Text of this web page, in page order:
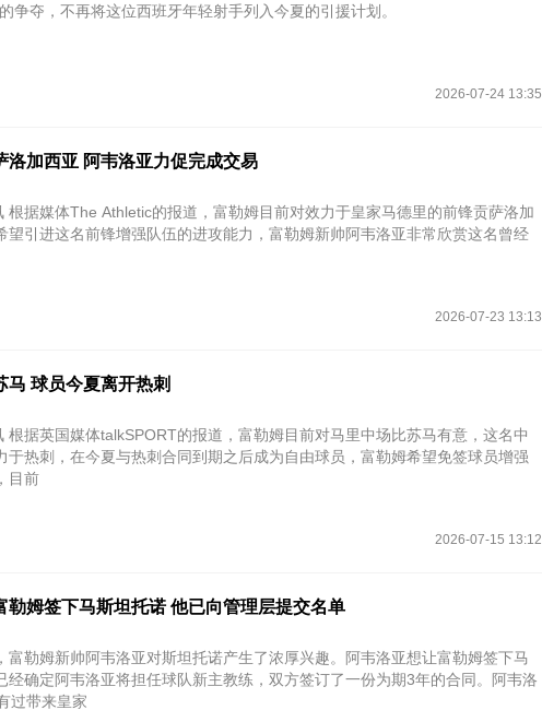
争夺，不再将这位西班牙年轻射手列入今夏的引援计划。
2026-07-24 13:35
洛加西亚 阿韦洛亚力促完成交易
根据媒体The Athletic的报道，富勒姆目前对效力于皇家马德里的前锋贡萨洛加
望引进这名前锋增强队伍的进攻能力，富勒姆新帅阿韦洛亚非常欣赏这名曾经
2026-07-23 13:13
马 球员今夏离开热刺
根据英国媒体talkSPORT的报道，富勒姆目前对马里中场比苏马有意，这名中
于热刺，在今夏与热刺合同到期之后成为自由球员，富勒姆希望免签球员增强
目前
2026-07-15 13:12
勒姆签下马斯坦托诺 他已向管理层提交名单
富勒姆新帅阿韦洛亚对斯坦托诺产生了浓厚兴趣。阿韦洛亚想让富勒姆签下马
经确定阿韦洛亚将担任球队新主教练，双方签订了一份为期3年的合同。阿韦洛
过带来皇家